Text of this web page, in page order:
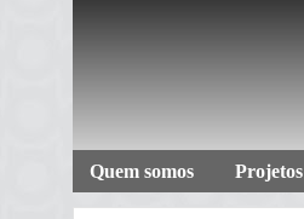
Quem somos Projetos